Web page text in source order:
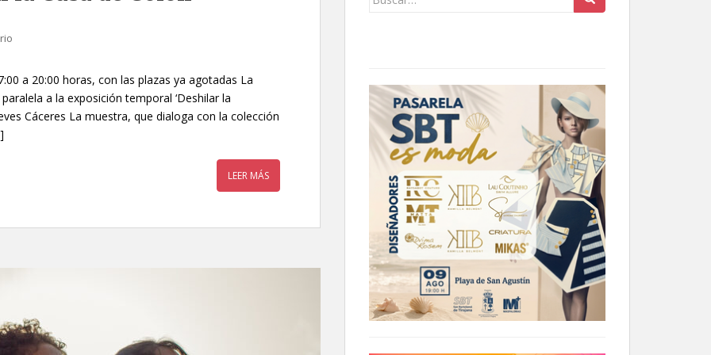
a 20:00 horas, con las plazas ya agotadas La
a la exposición temporal ‘Deshilar la
Cáceres La muestra, que dialoga con la colección
LEER MÁS